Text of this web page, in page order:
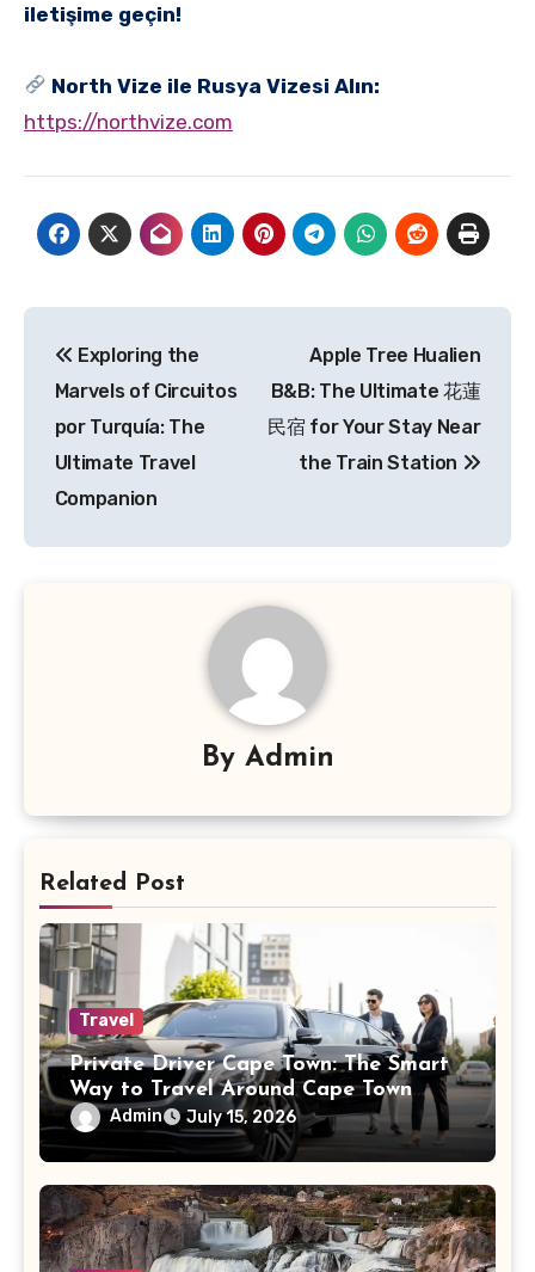
iletişime geçin!
North Vize ile Rusya Vizesi Alın:
https://northvize.com
navigation
Exploring the
Marvels of Circuitos
por Turquía: The
Ultimate Travel
Companion
Apple Tree Hualien
B&B: The Ultimate 花蓮
民宿 for Your Stay Near
the Train Station
By Admin
Related Post
Travel
Private Driver Cape Town: The Smart
Way to Travel Around Cape Town
With Ease
Admin July 15, 2026